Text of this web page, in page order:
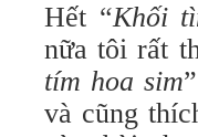
Hết “Khối
nữa tôi rất
tím hoa sim
và cũng